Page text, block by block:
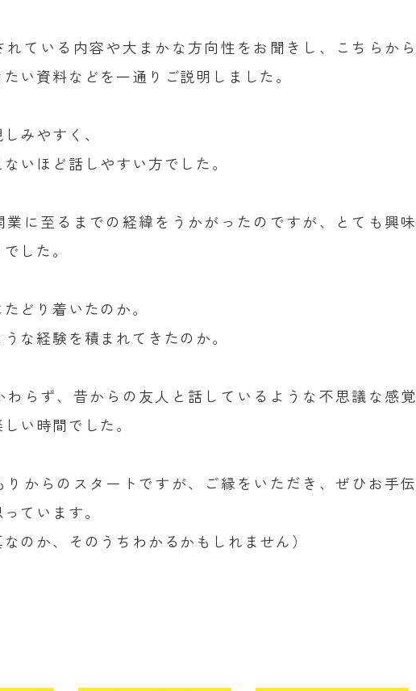
れている内容や大まかな方向性をお聞きし、こちらから
い資料などを一通りご説明しました。
みやすく、
いほど話しやすい方でした。
業に至るまでの経緯をうかがったのですが、とても興味
した。
どり着いたのか。
な経験を積まれてきたのか。
わらず、昔からの友人と話しているような不思議な感覚
い時間でした。
りからのスタートですが、ご縁をいただき、ぜひお手伝
ています。
なのか、そのうちわかるかもしれません）